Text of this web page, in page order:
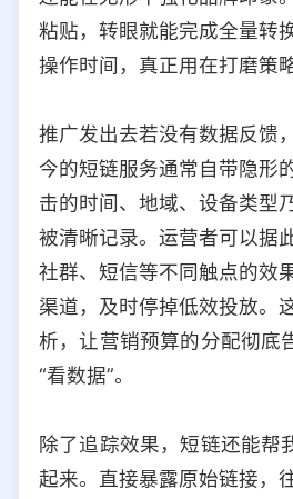
粘贴，转眼就能完成全量转
操作时间，真正用在打磨策
推广发出去若没有数据反馈
今的短链服务通常自带隐形
击的时间、地域、设备类型
被清晰记录。运营者可以据
社群、短信等不同触点的效
渠道，及时停掉低效投放。
析，让营销预算的分配彻底
“看数据”。
除了追踪效果，短链还能帮
起来。直接暴露原始链接，